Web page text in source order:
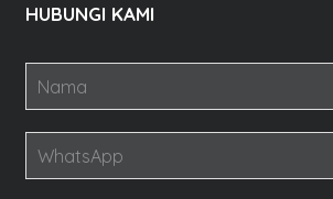
HUBUNGI KAMI